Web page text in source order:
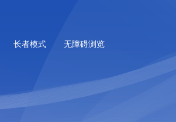
无障碍浏览
长者模式